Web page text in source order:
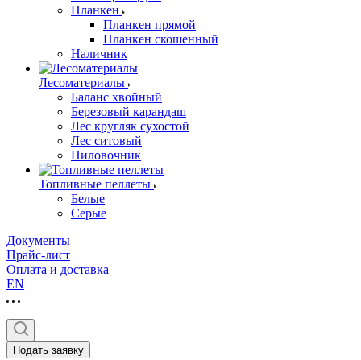
Планкен
Планкен прямой
Планкен скошенный
Наличник
Лесоматериалы
Баланс хвойный
Березовый карандаш
Лес кругляк сухостой
Лес ситовый
Пиловочник
Топливные пеллеты
Белые
Серые
Документы
Прайс-лист
Оплата и доставка
EN
Подать заявку